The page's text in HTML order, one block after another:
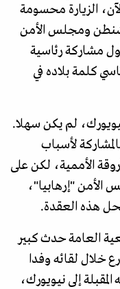
الآن، الزيارة محسومة
ومجلس الأمن
مشاركة رئاسية
كلمة بلاده في
لم يكن سهلا.
لأسباب
الأممية، لكن على
"إرهابيا"،
هذه العقدة.
العامة حدث كبير
خلال لقائه وفدا
إلى نيويورك،